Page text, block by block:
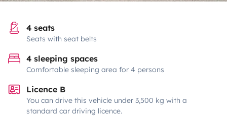
4 seats
Seats with seat belts
4 sleeping spaces
Comfortable sleeping area for 4 persons
Licence B
You can drive this vehicle under 3,500 kg with a
standard car driving licence.